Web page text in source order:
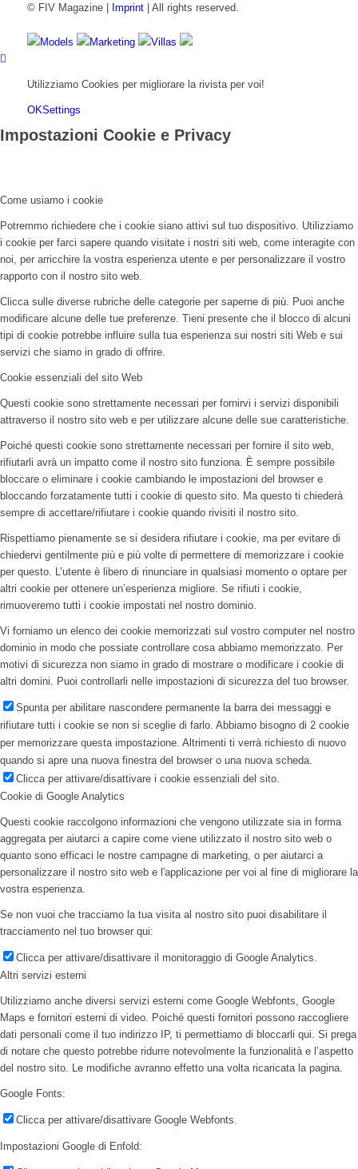
© FIV Magazine | Imprint| All rights reserved.
Models Marketing Villas
Utilizziamo Cookies per migliorare la rivista per voi!
OKSettings
Impostazioni Cookie e Privacy
Come usiamo i cookie
Potremmo richiedere che i cookie siano attivi sul tuo dispositivo. Utilizziamo
i cookie per farci sapere quando visitate i nostri siti web, come interagite con
noi, per arricchire la vostra esperienza utente e per personalizzare il vostro
rapporto con il nostro sito web.
Clicca sulle diverse rubriche delle categorie per saperne di più. Puoi anche
modificare alcune delle tue preferenze. Tieni presente che il blocco di alcuni
tipi di cookie potrebbe influire sulla tua esperienza sui nostri siti Web e sui
servizi che siamo in grado di offrire.
Cookie essenziali del sito Web
Questi cookie sono strettamente necessari per fornirvi i servizi disponibili
attraverso il nostro sito web e per utilizzare alcune delle sue caratteristiche.
Poiché questi cookie sono strettamente necessari per fornire il sito web,
rifiutarli avrà un impatto come il nostro sito funziona. È sempre possibile
bloccare o eliminare i cookie cambiando le impostazioni del browser e
bloccando forzatamente tutti i cookie di questo sito. Ma questo ti chiederà
sempre di accettare/rifiutare i cookie quando rivisiti il nostro sito.
Rispettiamo pienamente se si desidera rifiutare i cookie, ma per evitare di
chiedervi gentilmente più e più volte di permettere di memorizzare i cookie
per questo. L’utente è libero di rinunciare in qualsiasi momento o optare per
altri cookie per ottenere un’esperienza migliore. Se rifiuti i cookie,
rimuoveremo tutti i cookie impostati nel nostro dominio.
Vi forniamo un elenco dei cookie memorizzati sul vostro computer nel nostro
dominio in modo che possiate controllare cosa abbiamo memorizzato. Per
motivi di sicurezza non siamo in grado di mostrare o modificare i cookie di
altri domini. Puoi controllarli nelle impostazioni di sicurezza del tuo browser.
Spunta per abilitare nascondere permanente la barra dei messaggi e
rifiutare tutti i cookie se non si sceglie di farlo. Abbiamo bisogno di 2 cookie
per memorizzare questa impostazione. Altrimenti ti verrà richiesto di nuovo
quando si apre una nuova finestra del browser o una nuova scheda.
Clicca per attivare/disattivare i cookie essenziali del sito.
Cookie di Google Analytics
Questi cookie raccolgono informazioni che vengono utilizzate sia in forma
aggregata per aiutarci a capire come viene utilizzato il nostro sito web o
quanto sono efficaci le nostre campagne di marketing, o per aiutarci a
personalizzare il nostro sito web e l'applicazione per voi al fine di migliorare la
vostra esperienza.
Se non vuoi che tracciamo la tua visita al nostro sito puoi disabilitare il
tracciamento nel tuo browser qui:
Clicca per attivare/disattivare il monitoraggio di Google Analytics.
Altri servizi esterni
Utilizziamo anche diversi servizi esterni come Google Webfonts, Google
Maps e fornitori esterni di video. Poiché questi fornitori possono raccogliere
dati personali come il tuo indirizzo IP, ti permettiamo di bloccarli qui. Si prega
di notare che questo potrebbe ridurre notevolmente la funzionalità e l’aspetto
del nostro sito. Le modifiche avranno effetto una volta ricaricata la pagina.
Google Fonts:
Clicca per attivare/disattivare Google Webfonts.
Impostazioni Google di Enfold: